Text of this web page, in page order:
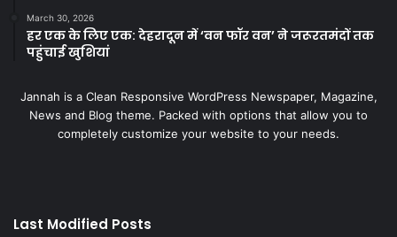
March 30, 2026
हर एक के लिए एक: देहरादून में ‘वन फॉर वन’ ने जरूरतमंदों तक
पहुंचाई खुशियां
Jannah is a Clean Responsive WordPress Newspaper, Magazine,
News and Blog theme. Packed with options that allow you to
completely customize your website to your needs.
Last Modified Posts